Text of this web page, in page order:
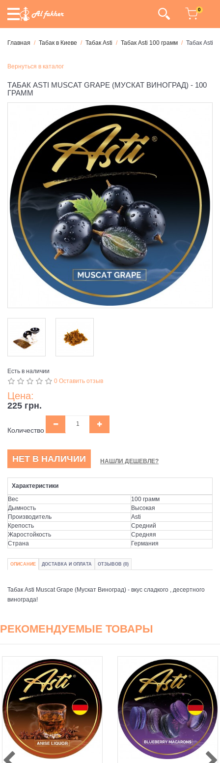
0
Главная Табак в Киеве Табак Asti Табак Asti 100 грамм Табак Asti
Вернуться в каталог
ТАБАК ASTI MUSCAT GRAPE (МУСКАТ ВИНОГРАД) - 100
ГРАММ
Есть в наличии
0 Оставить отзыв
Цена:
225 грн.
Количество
НЕТ В НАЛИЧИИ НАШЛИ ДЕШЕВЛЕ?
Характеристики
Вес
100 грамм
Дымность
Высокая
Производитель
Asti
Крепость
Средний
Жаростойкость
Средняя
Страна
Германия
ОПИСАНИЕ ДОСТАВКА И ОПЛАТА ОТЗЫВОВ (0)
Табак Asti Muscat Grape (Мускат Виноград) - вкус сладкого , десертного
винограда!
РЕКОМЕНДУЕМЫЕ ТОВАРЫ